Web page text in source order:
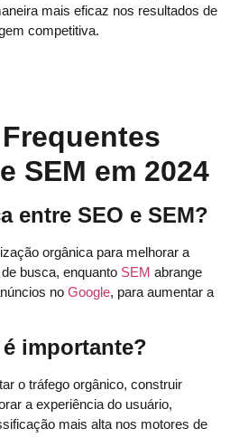
mais eficaz nos resultados de
competitiva.
SEM em 2024
entre SEO e SEM?
orgânica para melhorar a
busca, enquanto SEM abrange
no Google, para aumentar a
importante?
o tráfego orgânico, construir
a experiência do usuário,
mais alta nos motores de